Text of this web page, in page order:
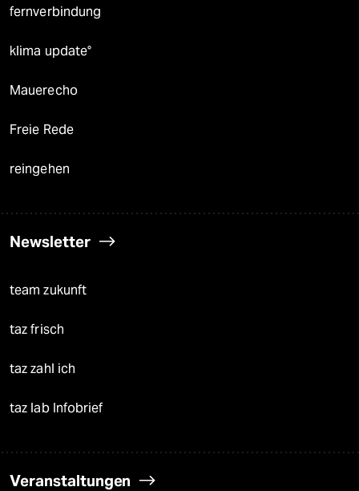
fernverbindung
klima update°
Mauerecho
Freie Rede
reingehen
Newsletter
team zukunft
taz frisch
taz zahl ich
taz lab Infobrief
Veranstaltungen